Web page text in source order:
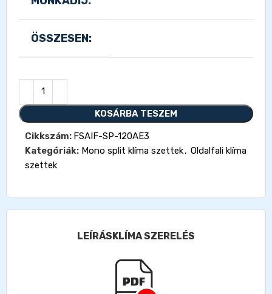
ÖSSZESEN:
KOSÁRBA TESZEM
Cikkszám: FSAIF-SP-120AE3
Kategóriák: Mono split klíma szettek, Oldalfali klíma
szettek
LEÍRÁSKLÍMA SZERELÉS